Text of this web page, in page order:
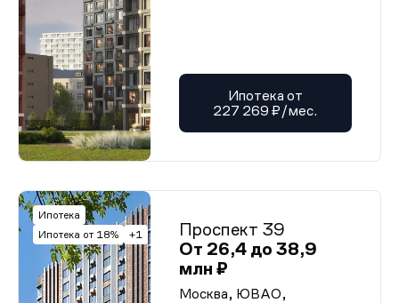
Ипотека от
227 269 ₽/мес.
Ипотека
Ипотека от 18%
+1
Проспект 39
От 26,4 до 38,9
млн ₽
Москва, ЮВАО,